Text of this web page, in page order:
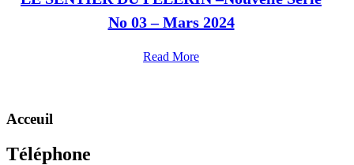
No 03 – Mars 2024
Read More
Acceuil
Téléphone